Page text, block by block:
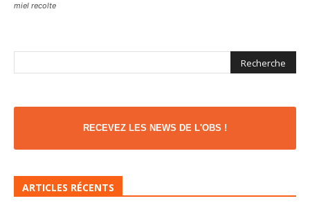
miel recolte
RECEVEZ LES NEWS DE L'OBS !
ARTICLES RÉCENTS